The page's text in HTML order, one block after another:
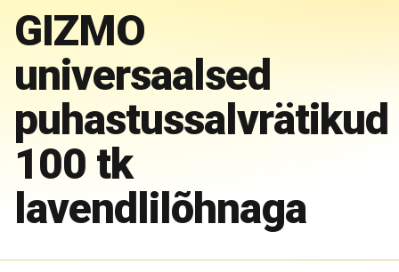
GIZMO
universaalsed
puhastussalvrätikud
100 tk
lavendlilõhnaga